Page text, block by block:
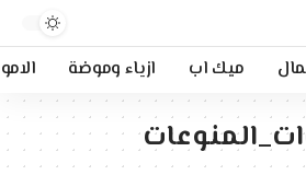
ميك اب ازياء وموضة